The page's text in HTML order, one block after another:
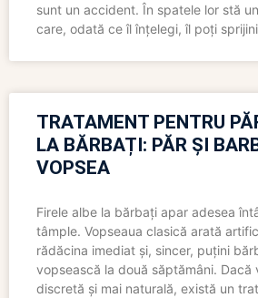
sunt un accident. În spatele lor stă
care, odată ce îl înțelegi, îl poți
TRATAMENT PENTRU
LA BĂRBAȚI: PĂR ȘI
VOPSEA
Firele albe la bărbați apar adesea
tâmple. Vopseaua clasică arată
rădăcina imediat și, sincer, puțini
vopsească la două săptămâni. Dacă
discretă și mai naturală, există un